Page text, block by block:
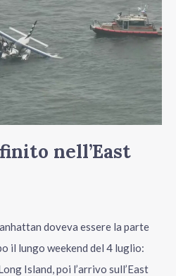
nell’East
doveva essere la parte
il lungo weekend del 4 luglio:
Island, poi l’arrivo sull’East